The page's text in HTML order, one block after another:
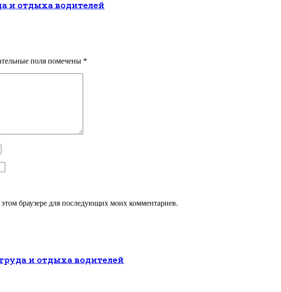
и отдыха водителей
поля помечены *
браузере для последующих моих комментариев.
и отдыха водителей